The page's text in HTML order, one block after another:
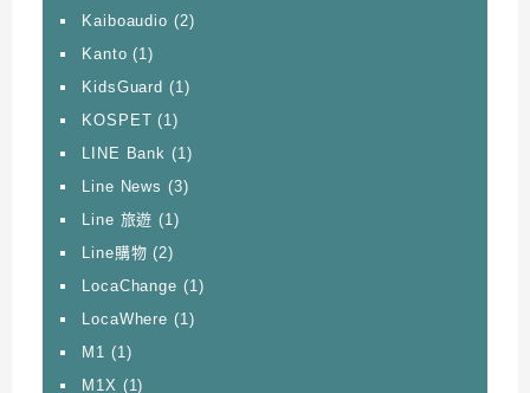
Kaiboaudio (2)
Kanto (1)
KidsGuard (1)
KOSPET (1)
LINE Bank (1)
Line News (3)
Line 旅遊 (1)
Line購物 (2)
LocaChange (1)
LocaWhere (1)
M1 (1)
M1X (1)